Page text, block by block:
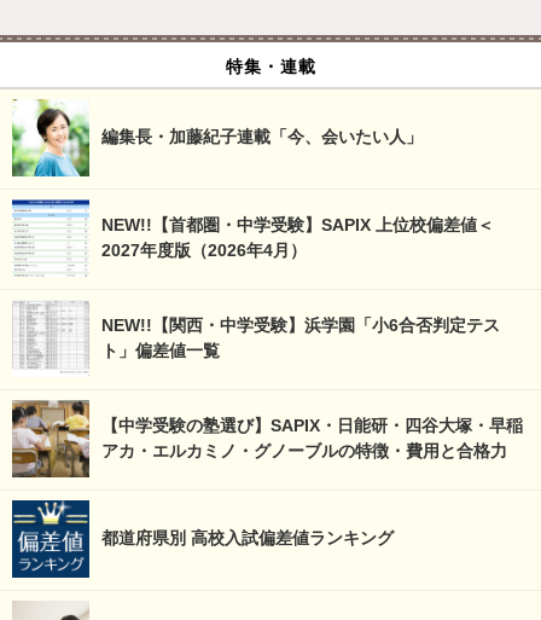
特集・連載
編集長・加藤紀子連載「今、会いたい人」
NEW!!【首都圏・中学受験】SAPIX 上位校偏差値＜
2027年度版（2026年4月）
NEW!!【関西・中学受験】浜学園「小6合否判定テス
ト」偏差値一覧
【中学受験の塾選び】SAPIX・日能研・四谷大塚・早稲
アカ・エルカミノ・グノーブルの特徴・費用と合格力
都道府県別 高校入試偏差値ランキング